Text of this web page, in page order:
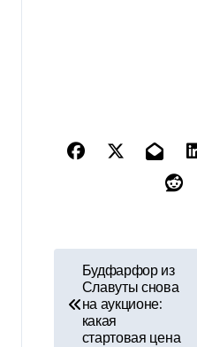
Будфарфор из
Славуты снова
на аукционе:
какая
стартовая цена